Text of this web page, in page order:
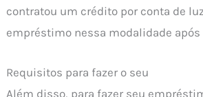
contratou um crédito por conta de
empréstimo nessa modalidade
Requisitos para fazer o seu
Além disso, para fazer seu